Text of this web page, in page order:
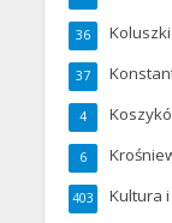
Koluszki
36
37
4
6
Kultura
403